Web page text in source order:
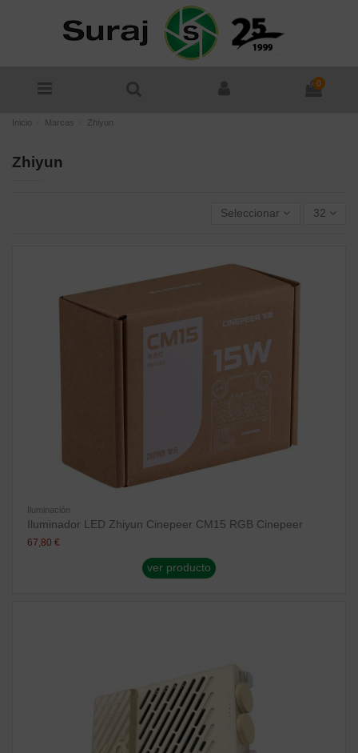
0
Inicio Marcas Zhiyun
Zhiyun
Seleccionar 32
Iluminación
Iluminador LED Zhiyun Cinepeer CM15 RGB Cinepeer
67,80 €
ver producto